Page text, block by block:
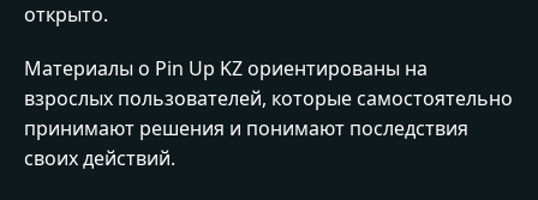
открыто.
Материалы о Pin Up KZ ориентированы на
взрослых пользователей, которые самостоятельно
принимают решения и понимают последствия
своих действий.